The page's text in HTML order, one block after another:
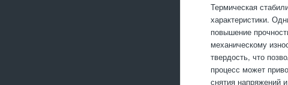
Термическая
характеристики.
повышение
механическому
твердость, что
процесс может
снятия напряжений